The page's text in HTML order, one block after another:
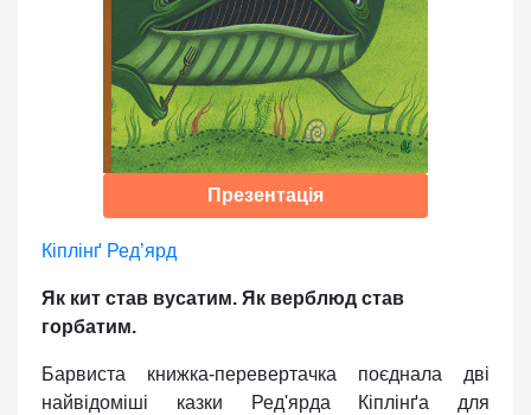
Презентація
Кіплінґ Ред’ярд
Як кит став вусатим. Як верблюд став
горбатим.
Барвиста книжка-перевертачка поєднала дві
найвідоміші казки Ред'ярда Кіплінґа для